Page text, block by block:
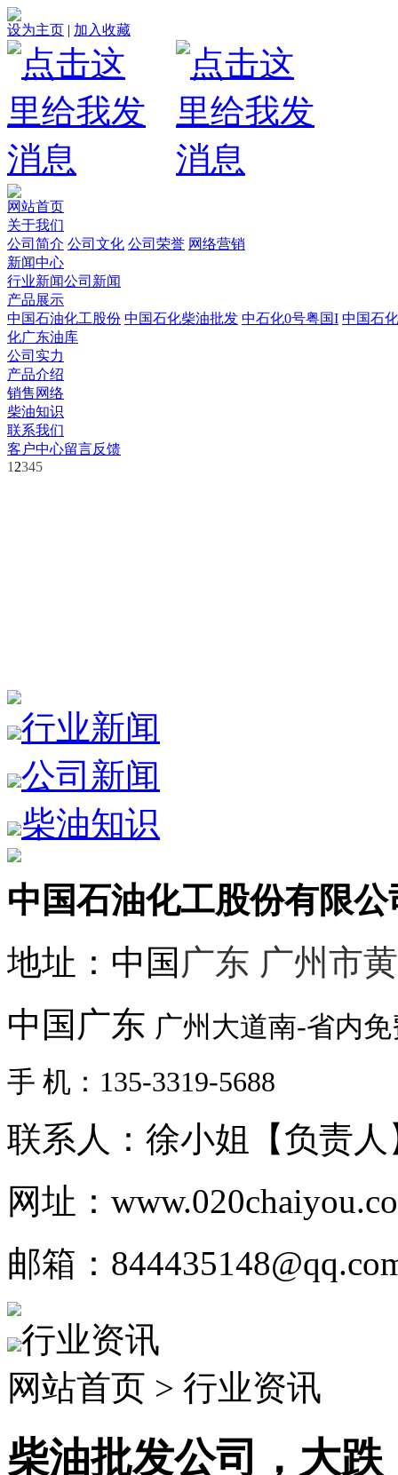
设为主页 | 加入收藏
网站首页
关于我们
公司简介 公司文化 公司荣誉 网络营销
新闻中心
行业新闻公司新闻
产品展示
中国石油化工股份 中国石化柴油批发 中石化0号粤国I 中国石
化广东油库
公司实力
产品介绍
销售网络
柴油知识
联系我们
客户中心留言反馈
1 2345
行业新闻
公司新闻
柴油知识
中国石油化工股份有限公
地址：中国 广东 广州市
中国广东 广州大道南-省内
手 机：135-3319-5688
联系人：徐小姐【负责人
网址：
邮箱：
行业资讯
网站首页 > 行业资讯
柴油批发公司，大跌